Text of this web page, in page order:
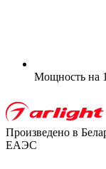
Мощность на
Произведено в
ЕАЭС